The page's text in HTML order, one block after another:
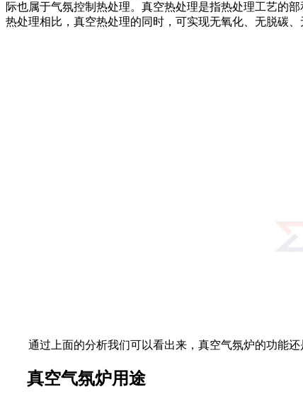
际也属于气氛控制热处理。真空热处理是指热处理工艺的
热处理相比，真空热处理的同时，可实现无氧化、无脱碳
通过上面的分析我们可以看出来，真空气氛炉的功能还
真空气氛炉用途